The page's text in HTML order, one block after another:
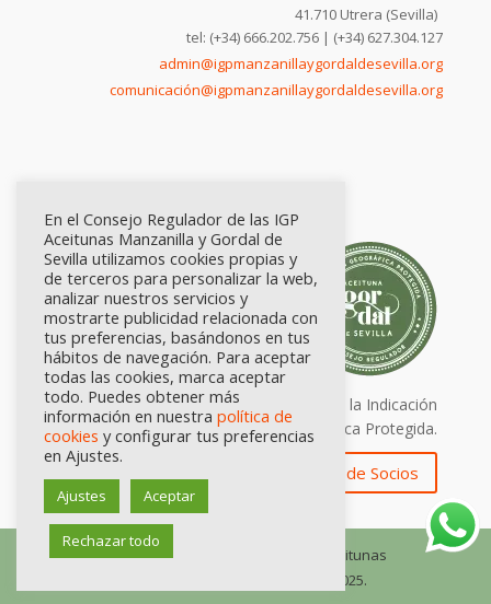
41.710 Utrera (Sevilla)
tel: (+34) 666.202.756 | (+34) 627.304.127
admin@igpmanzanillaygordaldesevilla.org
comunicación@igpmanzanillaygordaldesevilla.org
Calidad certificada por Origen. Sellos de la Indicación
Geográfica Protegida.
Zona de Socios
© Consejo Regulador de las IGP Aceitunas
Manzanilla y Gordal de Sevilla, 2025.
En el Consejo Regulador de las IGP
Aceitunas Manzanilla y Gordal de
Sevilla utilizamos cookies propias y
de terceros para personalizar la web,
analizar nuestros servicios y
mostrarte publicidad relacionada con
tus preferencias, basándonos en tus
hábitos de navegación. Para aceptar
todas las cookies, marca aceptar
todo. Puedes obtener más
información en nuestra política de
cookies y configurar tus preferencias
en Ajustes.
Ajustes Aceptar
Rechazar todo